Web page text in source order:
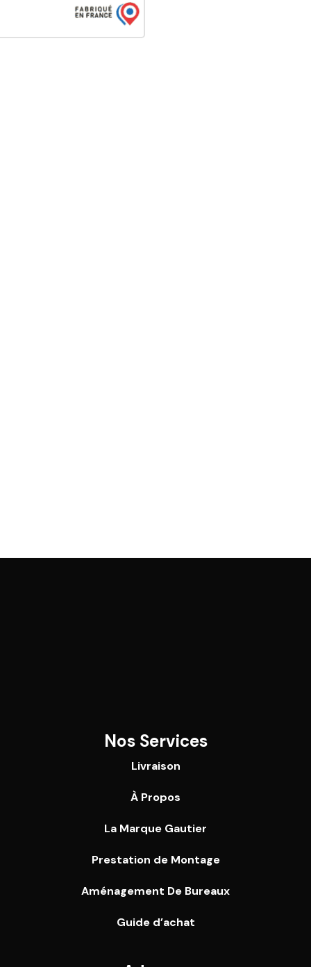
Nos Services
Livraison
À Propos
La Marque Gautier
Prestation de Montage
Aménagement De Bureaux
Guide d’achat